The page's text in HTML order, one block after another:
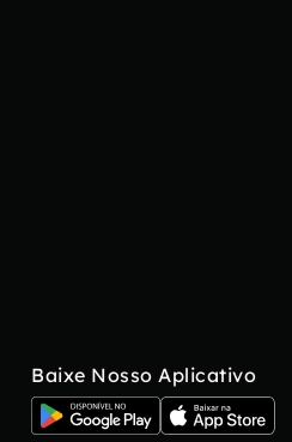
Baixe Nosso Aplicativo